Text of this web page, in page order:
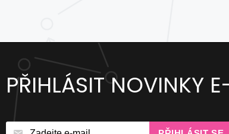
PŘIHLÁSIT NOVINKY